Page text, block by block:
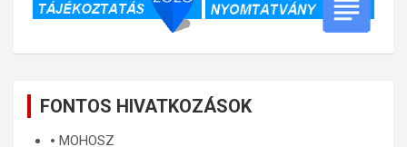
FONTOS HIVATKOZÁSOK
🞄 MOHOSZ